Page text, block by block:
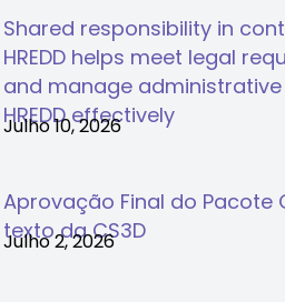
Shared responsibility in
HREDD helps meet legal
and manage
HREDD effectively
Julho 10, 2026
Aprovação Final do Pacote
texto da CS3D
Julho 2, 2026